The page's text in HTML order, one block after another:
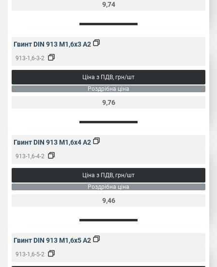
Крок різьби,
мм
1.5
1.75
0.7
2
2.5
Гужон
9,74
Гвинт DIN 913 M1,6x3 A2
913-1,6-3-2
Ціна з ПДВ, грн/шт
Роздрібна ціна
9,76
Гвинт DIN 913 M1,6x4 A2
913-1,6-4-2
Ціна з ПДВ, грн/шт
Роздрібна ціна
9,46
Гвинт DIN 913 M1,6x5 A2
913-1,6-5-2